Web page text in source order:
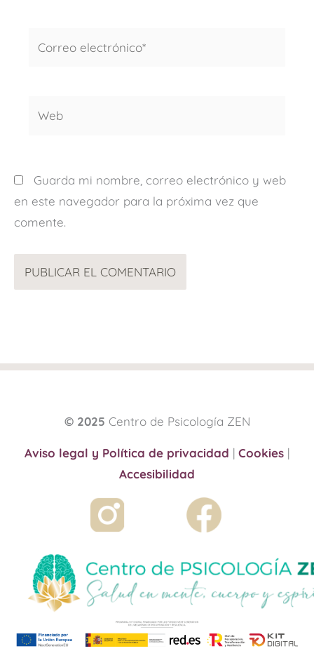
Guarda mi nombre, correo electrónico y web
en este navegador para la próxima vez que
comente.
© 2025 Centro de Psicología ZEN
Aviso legal y Política de privacidad | Cookies |
Accesibilidad